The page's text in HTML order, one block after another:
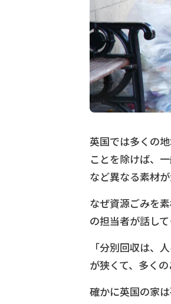
英国では多くの
ことを除けば、
など異なる素材
なぜ資源ごみを
の担当者が話して
「分別回収は、
が狭くて、多く
確かに英国の家